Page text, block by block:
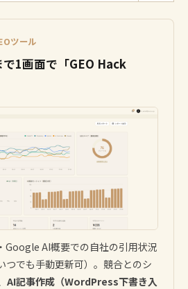
ツール
1画面で「GEO Hack
AI概要での自社の引用状況
いつでも手動更新可）。競合とのシ
AI記事作成（WordPress下書き入